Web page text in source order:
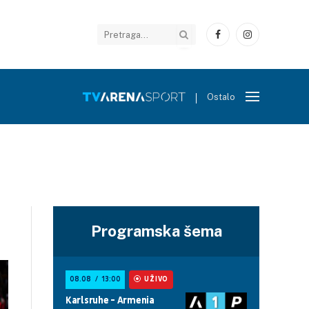
FacebookInstagram
Ostalo
Programska šema